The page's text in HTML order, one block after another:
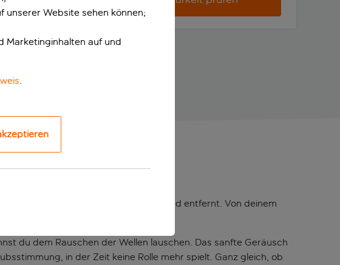
Amadores
nur wenige Schritte vom Strand entfernt. Von deinem
sich bis zum Horizont erstreckt.
du dem Rauschen der Wellen lauschen. Das sanfte Geräusch
in der Zeit keine Rolle mehr spielt. Ganz gleich, ob
unserer Website sehen können;
Marketinginhalten auf und